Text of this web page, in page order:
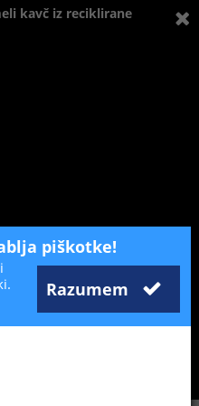
kavč iz reciklirane
piškotke!
Razumem